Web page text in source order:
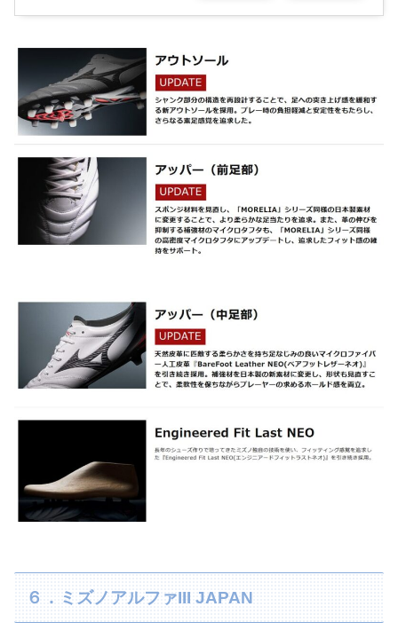
６．ミズノアルファIII JAPAN